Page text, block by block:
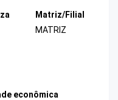
Matriz/Filial
MATRIZ
econômica